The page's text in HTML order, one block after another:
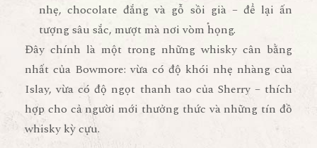
nhẹ, chocolate đắng và gỗ sồi già– để lại ấn
tượng sâu sắc, mượt mà nơi vòm họng.
Đây chính là một trong những whisky cân bằng
nhất của Bowmore: vừa có độ khói nhẹ nhàng của
Islay, vừa có độ ngọt thanh tao của Sherry– thích
hợp cho cả người mới thưởng thức và những tín đồ
whisky kỳ cựu.